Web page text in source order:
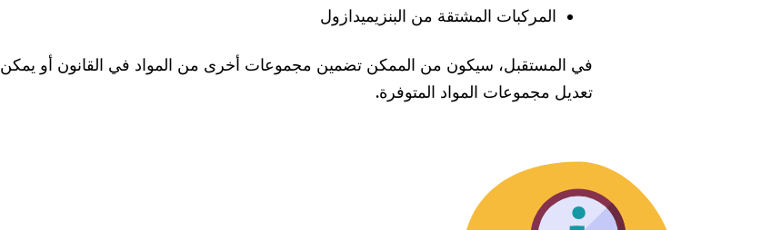
المركبات المشتقة من البنزيميدازول
في المستقبل، سيكون من الممكن تضمين مجموعات أخرى من المواد في القانون أو يمكن
تعديل مجموعات المواد المتوفرة.